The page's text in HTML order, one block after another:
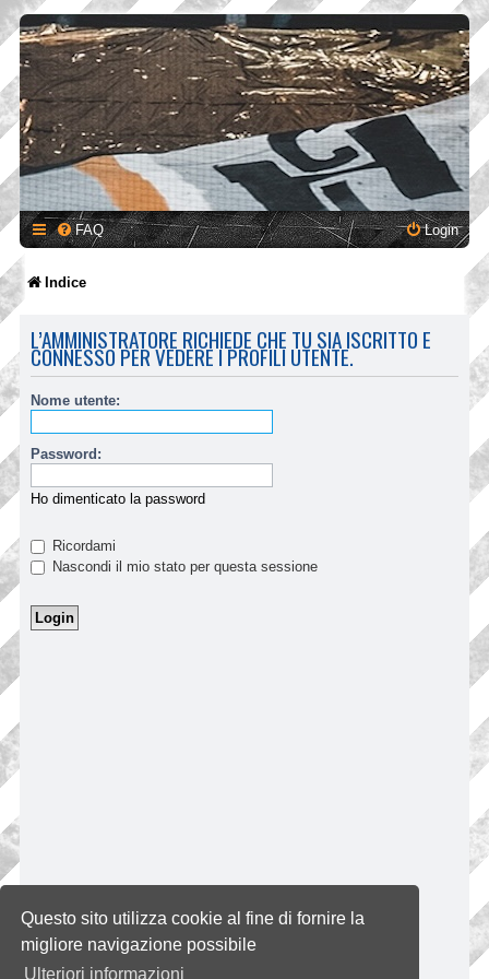
Questo sito utilizza cookie al fine di fornire la
migliore navigazione possibile
Ulteriori informazioni
FAQ Login
Indice
L’AMMINISTRATORE RICHIEDE CHE TU SIA ISCRITTO E
CONNESSO PER VEDERE I PROFILI UTENTE.
Nome utente:
Password:
Ho dimenticato la password
Ricordami
Nascondi il mio stato per questa sessione